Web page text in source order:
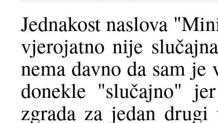
Jednakost naslova
vjerojatno nije
nema davno da sam
donekle "slučajno"
zgrada za jedan